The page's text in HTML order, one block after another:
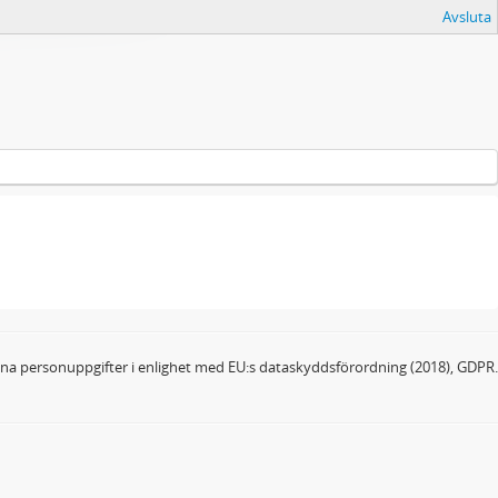
Avsluta
personuppgifter i enlighet med EU:s dataskyddsförordning (2018), GDPR.